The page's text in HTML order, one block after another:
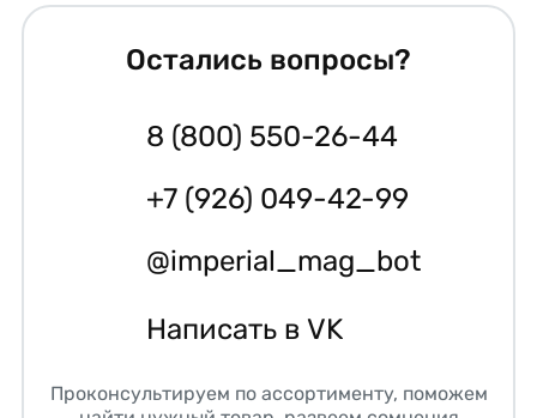
Остались вопросы?
8 (800) 550-26-44
+7 (926) 049-42-99
@imperial_mag_bot
Написать в VK
Проконсультируем по ассортименту, поможем